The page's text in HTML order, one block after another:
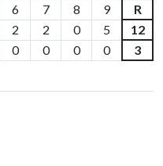
6 7 8 9
R
2 2 0 5
12
0 0 0 0 3